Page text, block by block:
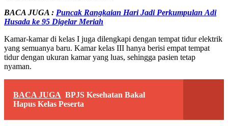
BACA JUGA : Puncak Rangkaian Hari Jadi Perkumpulan Adi
Husada ke 95 Digelar Meriah
Kamar-kamar di kelas I juga dilengkapi dengan tempat tidur elektrik
yang semuanya baru. Kamar kelas III hanya berisi empat tempat
tidur dengan ukuran kamar yang luas, sehingga pasien tetap
nyaman.
BACA JUGA BPJS Kesehatan Bakal
Hapus Kelas Peserta